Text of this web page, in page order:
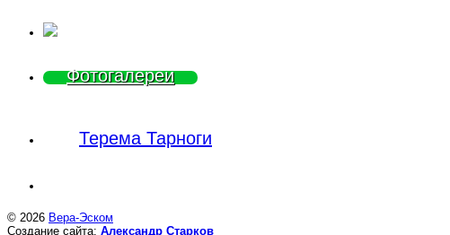
Фотогалереи
Терема Тарноги
© 2026 Вера-Эском
Создание сайта: Александр Старков